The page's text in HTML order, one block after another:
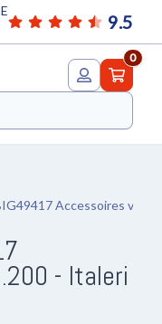
9.5
0
Accessoires voor
- Italeri